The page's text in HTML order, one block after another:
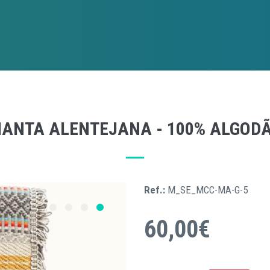
ALENTEJANA - 100%
Ref.: M_SE_MCC-MA-G-5
60,00€